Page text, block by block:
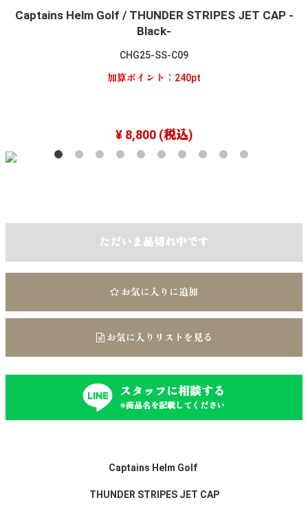
Captains Helm Golf / THUNDER STRIPES JET CAP -
Black-
CHG25-SS-C09
加算ポイント： 240pt
¥ 8,800(税込)
ただいま品切れ中です
お気に入りに追加
お気に入りリストを見る
スタッフに相談する
※商品名を記載してください
Captains Helm Golf
THUNDER STRIPES JET CAP